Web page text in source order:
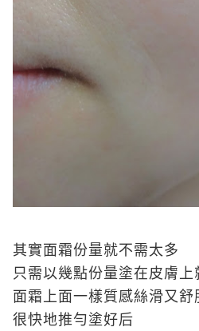
其實面霜份量就不需太多
只需以幾點份量塗在皮膚上
面霜上面一樣質感絲滑又舒
很快地推勻塗好后